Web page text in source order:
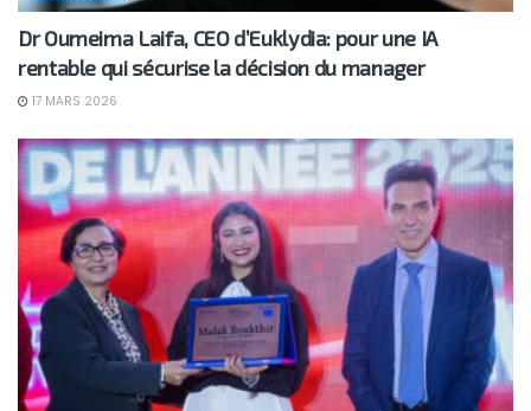
Dr Oumeima Laifa, CEO d’Euklydia: pour une IA
rentable qui sécurise la décision du manager
17 MARS 2026